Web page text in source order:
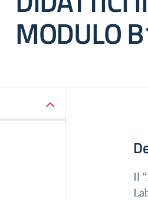
MODULO
Il